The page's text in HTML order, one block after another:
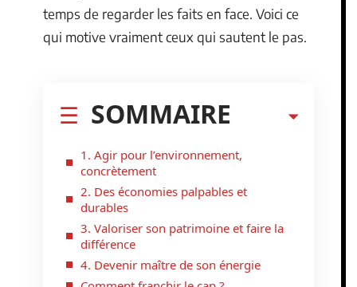
temps de regarder les faits en face. Voici ce
qui motive vraiment ceux qui sautent le pas.
SOMMAIRE
1. Agir pour l’environnement,
concrètement
2. Des économies palpables et
durables
3. Valoriser son patrimoine et faire la
différence
4. Devenir maître de son énergie